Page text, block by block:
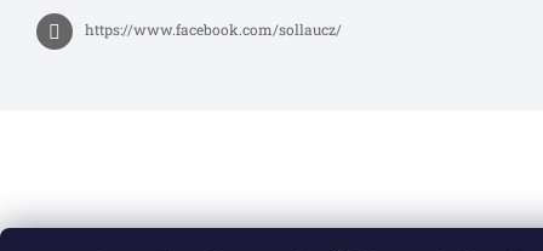
https://www.facebook.com/sollaucz/